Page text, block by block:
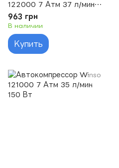
122000 7 Атм 37 л/мин
170 Вт
963 грн
В наличии
Купить